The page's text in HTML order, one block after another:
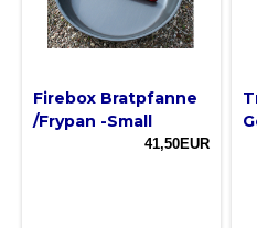
Firebox Bratpfanne
/Frypan -Small
41,50EUR